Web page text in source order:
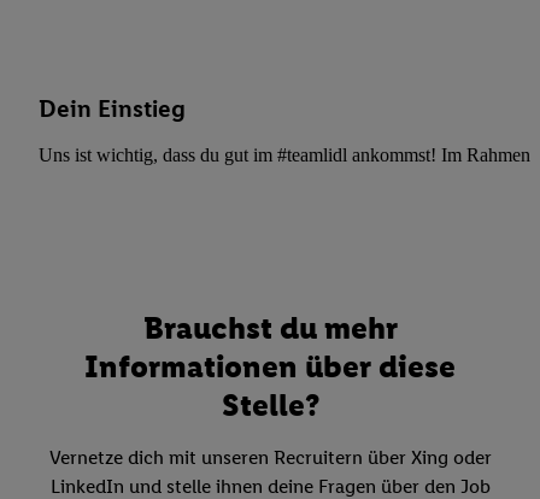
Dein Einstieg
Uns ist wichtig, dass du gut im #teamlidl ankommst! Im Rahmen
Brauchst du mehr
Informationen über diese
Stelle?
Vernetze dich mit unseren Recruitern über Xing oder
LinkedIn und stelle ihnen deine Fragen über den Job